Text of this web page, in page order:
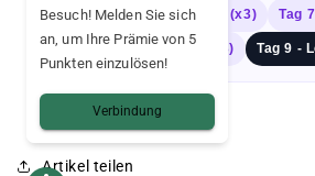
Tag 6 - Afghan Hash (x3) Tag
Tag 8 - CBG-Öl 10 % (x3) Tag 9 -
Artikel teilen
Besuch! Melden Sie sich
an, um Ihre Prämie von 5
Punkten einzulösen!
Verbindung